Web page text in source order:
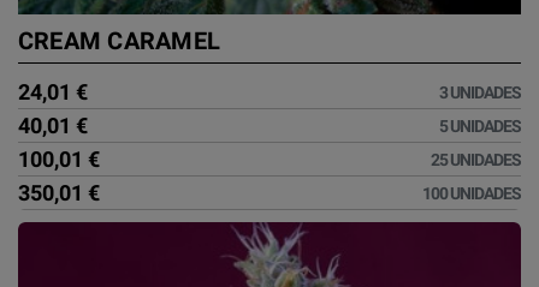
CREAM CARAMEL
24,01 € 3 UNIDADES
40,01 € 5 UNIDADES
100,01 € 25 UNIDADES
350,01 € 100 UNIDADES